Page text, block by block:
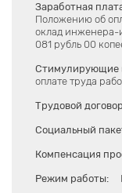
Заработная
Положению об
оклад инженера-
081 рубль 00
Стимулирующие
оплате труда
Трудовой
Социальный
Компенсация
Режим работы: